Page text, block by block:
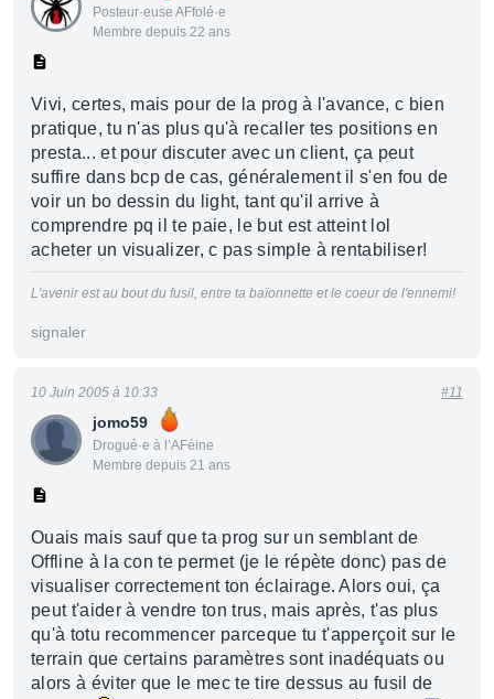
Posteur·euse AFfolé·e
Membre depuis 22 ans
Vivi, certes, mais pour de la prog à l'avance, c bien
pratique, tu n'as plus qu'à recaller tes positions en
presta... et pour discuter avec un client, ça peut
suffire dans bcp de cas, généralement il s'en fou de
voir un bo dessin du light, tant qu'il arrive à
comprendre pq il te paie, le but est atteint lol
acheter un visualizer, c pas simple à rentabiliser!
L'avenir est au bout du fusil, entre ta baïonnette et le coeur de l'ennemi!
signaler
jomo59
Drogué·e à l’AFéine
Membre depuis 21 ans
10 Juin 2005 à 10:33 #11
Ouais mais sauf que ta prog sur un semblant de
Offline à la con te permet (je le répète donc) pas de
visualiser correctement ton éclairage. Alors oui, ça
peut t'aider à vendre ton trus, mais après, t'as plus
qu'à totu recommencer parceque tu t'apperçoit sur le
terrain que certains paramètres sont inadéquats ou
alors à éviter que le mec te tire dessus au fusil de